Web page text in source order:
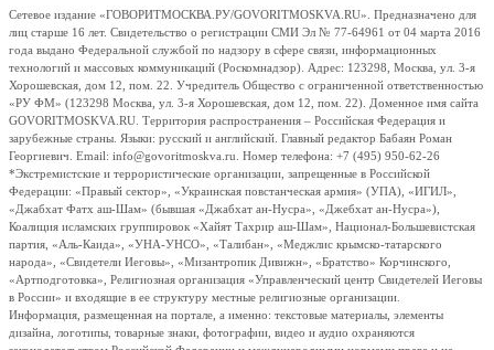
Сетевое издание «ГОВОРИТМОСКВА.РУ/GOVORITMOSKVA.RU». Предназначено для
лиц старше 16 лет. Свидетельство о регистрации СМИ Эл № 77-64961 от 04 марта 2016
года выдано Федеральной службой по надзору в сфере связи, информационных
технологий и массовых коммуникаций (Роскомнадзор). Адрес: 123298, Москва, ул. 3-я
Хорошевская, дом 12, пом. 22. Учредитель Общество с ограниченной ответственностью
«РУ ФМ» (123298 Москва, ул. 3-я Хорошевская, дом 12, пом. 22). Доменное имя сайта
GOVORITMOSKVA.RU. Территория распространения – Российская Федерация и
зарубежные страны. Языки: русский и английский. Главный редактор Бабаян Роман
Георгиевич. Email: info@govoritmoskva.ru. Номер телефона: +7 (495) 950-62-26
*Экстремистские и террористические организации, запрещенные в Российской
Федерации: «Правый сектор», «Украинская повстанческая армия» (УПА), «ИГИЛ»,
«Джабхат Фатх аш-Шам» (бывшая «Джабхат ан-Нусра», «Джебхат ан-Нусра»),
Коалиция исламских группировок «Хайят Тахрир аш-Шам», Национал-Большевистская
партия, «Аль-Каида», «УНА-УНСО», «Талибан», «Меджлис крымско-татарского
народа», «Свидетели Иеговы», «Мизантропик Дивижн», «Братство» Корчинского,
«Артподготовка», Религиозная организация «Управленческий центр Свидетелей Иеговы
в России» и входящие в ее структуру местные религиозные организации.
Информация, размещенная на портале, а именно: текстовые материалы, элементы
дизайна, логотипы, товарные знаки, фотографии, видео и аудио охраняются